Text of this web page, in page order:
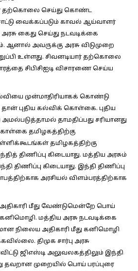
தற்கொலை செய்து கொண்ட
வைக்கப்படும் காவல் ஆய்வாளர்
கைது செய்து நடவடிக்கை
அவருக்கு அரசு விடுமுறை
உள்ளது. சிவனடியார் தற்கொலை
சிபிசிஐடி விசாரணை செய்ய
முன்மாதிரியாகக் கொண்டு
தான் புதிய கல்விக் கொள்கை. புதிய
தாமதிப்பது சரியானது
தமிழகத்திற்கு
தமிழகத்திற்கு
திணிப்பு கிடையாது. மத்திய அரசும்
திணிப்பு கிடையாது. இந்தி திணிப்பு
அரசியல் விளம்பரத்திற்காக
மீது வேண்டுமென்றே பொய்
கனிமொழி. மத்திய அரசு நடவடிக்கை
நிலைய அதிகாரி மீது கனிமொழி
திமுக சார்பு அரசு
ஜிஎஸ்டி அலுவலகத்திலும் இந்தி
தவறான முறையில் பொய் பரப்புரை